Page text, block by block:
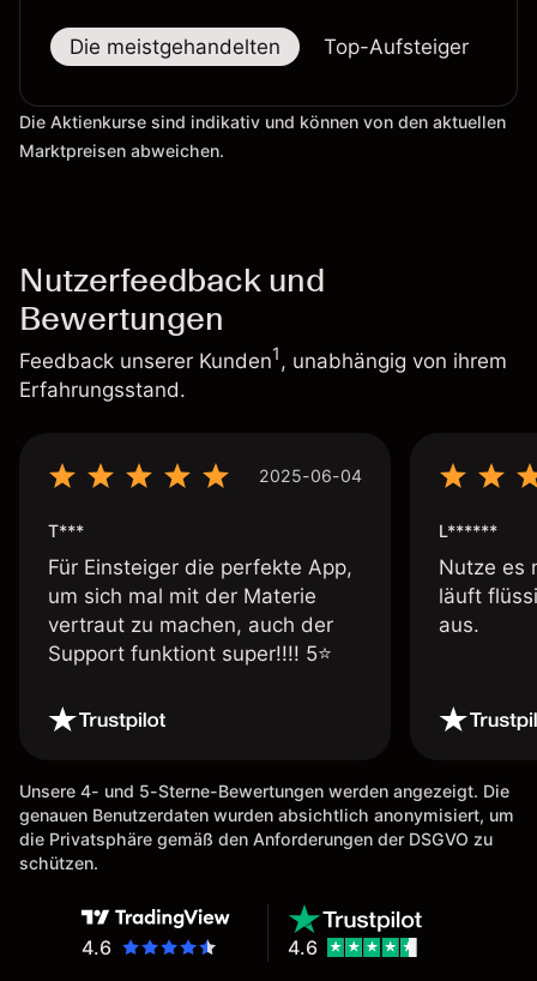
Die meistgehandelten Top-Aufsteiger
Die Aktienkurse sind indikativ und können von den aktuellen
Marktpreisen abweichen.
Nutzerfeedback und
Bewertungen
Feedback unserer Kunden1, unabhängig von ihrem
Erfahrungsstand.
2025-06-04
T***
Für Einsteiger die perfekte App,
um sich mal mit der Materie
vertraut zu machen, auch der
Support funktiont super!!!! 5⭐️
L******
Nutze es
läuft
aus.
Unsere 4- und 5-Sterne-Bewertungen werden angezeigt. Die
genauen Benutzerdaten wurden absichtlich anonymisiert, um
die Privatsphäre gemäß den Anforderungen der DSGVO zu
schützen.
4.6 4.6